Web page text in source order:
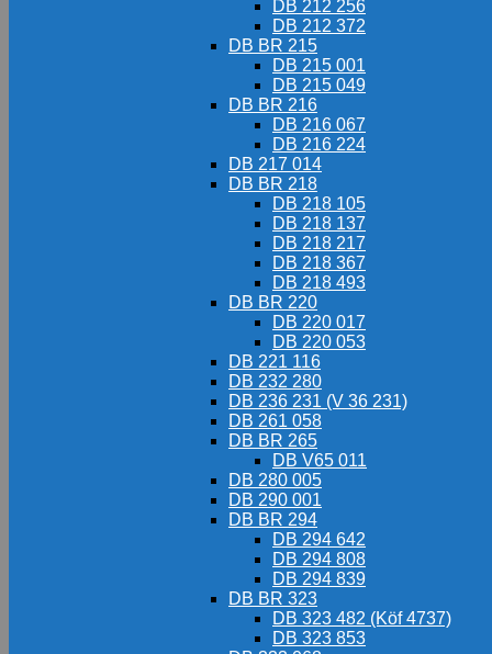
DB 212 256
DB 212 372
DB BR 215
DB 215 001
DB 215 049
DB BR 216
DB 216 067
DB 216 224
DB 217 014
DB BR 218
DB 218 105
DB 218 137
DB 218 217
DB 218 367
DB 218 493
DB BR 220
DB 220 017
DB 220 053
DB 221 116
DB 232 280
DB 236 231 (V 36 231)
DB 261 058
DB BR 265
DB V65 011
DB 280 005
DB 290 001
DB BR 294
DB 294 642
DB 294 808
DB 294 839
DB BR 323
DB 323 482 (Köf 4737)
DB 323 853